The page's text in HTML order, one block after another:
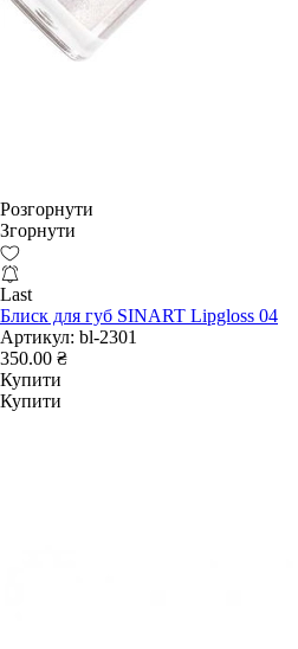
Розгорнути
Згорнути
Last
Блиск для губ SINART Lipgloss 04
Артикул: bl-2301
350.00 ₴
Купити
Купити